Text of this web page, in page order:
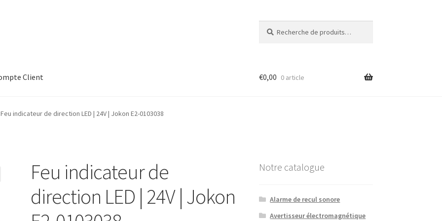
pour :
Client
Catalogue
€0,00 0 article
Feu indicateur de direction LED | 24V | Jokon E2-0103038
Feu indicateur de
direction LED | 24V | Jokon
Notre catalogue
Alarme de recul sonore
Avertisseur électromagnétique